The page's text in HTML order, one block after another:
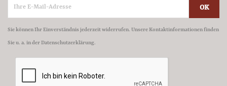
Sie können Ihr Einverständnis jederzeit widerrufen. Unsere Kontaktinformationen finden
Sie u. a. in der Datenschutzerklärung.